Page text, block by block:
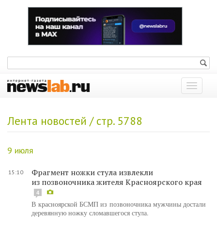
Показать
меню
Лента новостей / стр. 5788
9 июля
15:10
Фрагмент ножки стула извлекли
из позвоночника жителя Красноярского края
4
В красноярской БСМП из позвоночника мужчины достали
деревянную ножку сломавшегося стула.